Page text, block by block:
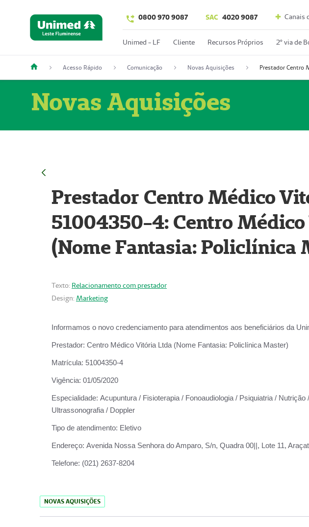
0800 970 9087 SAC 4020 9087 Canais
Unimed - LF Cliente Recursos Próprios 2º via de
Acesso Rápido Comunicação Novas Aquisições
Novas Aquisições
Prestador Centro Médico
51004350-4: Centro
(Nome Fantasia: Policlínica
Texto: Relacionamento com prestador
Design: Marketing
Informamos o novo credenciamento para atendimentos aos beneficiários da
Prestador: Centro Médico Vitória Ltda (Nome Fantasia: Policlínica Master)
Matrícula: 51004350-4
Vigência: 01/05/2020
Especialidade: Acupuntura / Fisioterapia / Fonoaudiologia / Psiquiatria /
Ultrassonografia / Doppler
Tipo de atendimento: Eletivo
Endereço: Avenida Nossa Senhora do Amparo, S/n, Quadra 00||, Lote 11,
Telefone: (021) 2637-8204
NOVAS AQUISIÇÕES